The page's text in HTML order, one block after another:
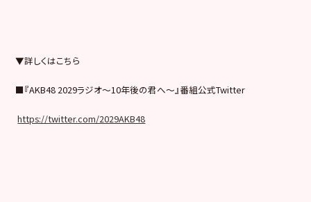
▼詳しくはこちら
■『AKB48 2029ラジオ～10年後の君へ～』番組公式Twitter
https://twitter.com/2029AKB48